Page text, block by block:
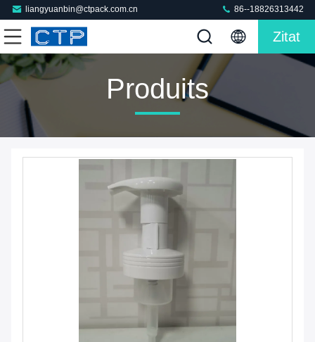
liangyuanbin@ctpack.com.cn 86--18826313442
Zitat
Produits